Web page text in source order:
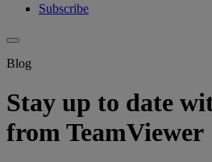
Subscribe
Blog
Stay up to date
from TeamViewer